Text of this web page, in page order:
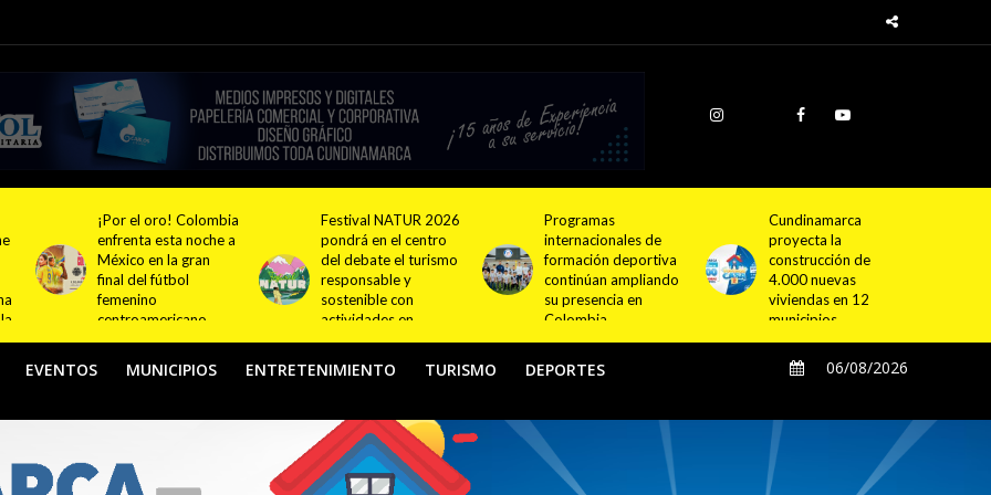
Festival NATUR 2026
pondrá en el centro
del debate el turismo
responsable y
sostenible con
actividades en
Bogotá y Guasca
Programas
internacionales de
formación deportiva
continúan ampliando
su presencia en
Colombia
Cundinamarca
proyecta la
construcción de
4.000 nuevas
viviendas en 12
municipios
Empresa de Licores
de Cundinamarca
fortalece su
estrategia comercial
con nuevo
distribuidor para
Bogotá y el
departamento
EVENTOS MUNICIPIOS ENTRETENIMIENTO TURISMO DEPORTES 06/08/2026